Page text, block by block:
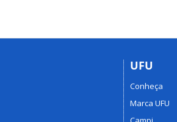
UFU
Conheça
Marca UFU